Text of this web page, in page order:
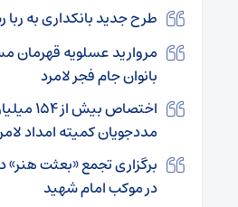
طرح جدید بانکداری به
مروارید عسلویه قهرمان
بانوان جام فجر لامرد
اختصاص
مددجویان کمیته امداد لامرد
برگزاری تجمع «بعثت هنر»
در موکب امام شهید